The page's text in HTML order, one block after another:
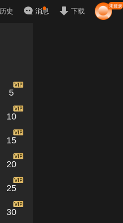
历史 消息 下载
5
10
15
20
25
30